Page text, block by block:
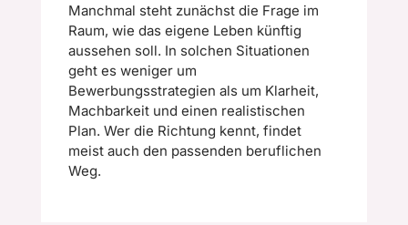
Manchmal steht zunächst die Frage im
Raum, wie das eigene Leben künftig
aussehen soll. In solchen Situationen
geht es weniger um
Bewerbungsstrategien als um Klarheit,
Machbarkeit und einen realistischen
Plan. Wer die Richtung kennt, findet
meist auch den passenden beruflichen
Weg.